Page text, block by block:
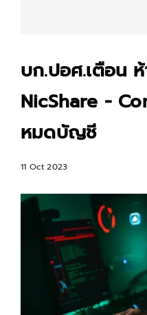
บก.ปอศ.เตือน
NicShare -
หมดบัญชี
11 Oct 2023